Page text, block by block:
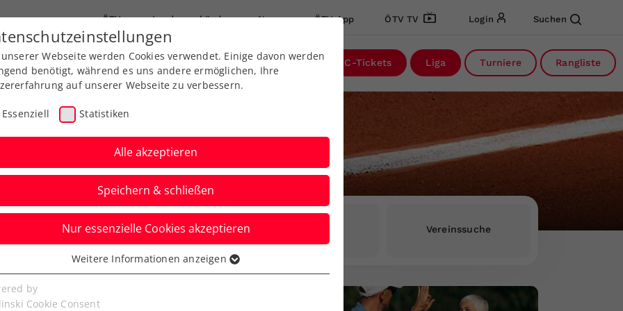
ÖTV Landesverbände News ÖTV App ÖTV TV Login Suchen
Ausbildung Services Über uns DC-Tickets Liga Turniere Rangliste
Rangliste Vereinssuche
Webseite werden Cookies verwendet. Einige davon werden
benötigt, während es uns andere ermöglichen, Ihre
auf unserer Webseite zu verbessern.
Essenziell Statistiken
Alle akzeptieren
Speichern & schließen
Nur essenzielle Cookies akzeptieren
Cookies werden für grundlegende Funktionen der
benötigt. Dadurch ist gewährleistet, dass die Webseite
Weitere Informationen anzeigen
by
Cookie Consent